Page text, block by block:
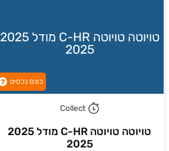
טויוטה טויוטה C-HR מודל 2025
2025
כונס נכסים ?
Collect
טויוטה טויוטה C-HR מודל 2025
2025